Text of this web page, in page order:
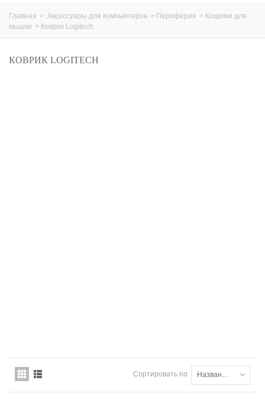
Главная > Аксессуары для компьютеров > Периферия > Коврики для
мышки > Коврик Logitech
КОВРИК LOGITECH
Сортировать по Названию товара: от А до Я